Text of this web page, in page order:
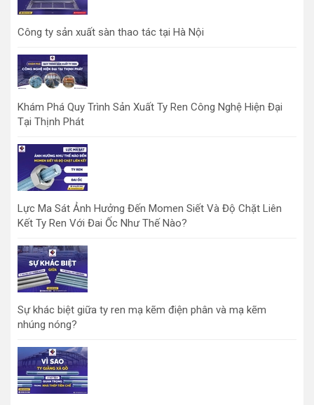
Công ty sản xuất sàn thao tác tại Hà Nội
Khám Phá Quy Trình Sản Xuất Ty Ren Công Nghệ Hiện Đại
Tại Thịnh Phát
Lực Ma Sát Ảnh Hưởng Đến Momen Siết Và Độ Chặt Liên
Kết Ty Ren Với Đai Ốc Như Thế Nào?
Sự khác biệt giữa ty ren mạ kẽm điện phân và mạ kẽm
nhúng nóng?